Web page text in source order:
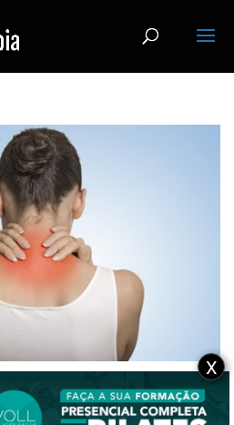
Terapia Manual no tratamento
X